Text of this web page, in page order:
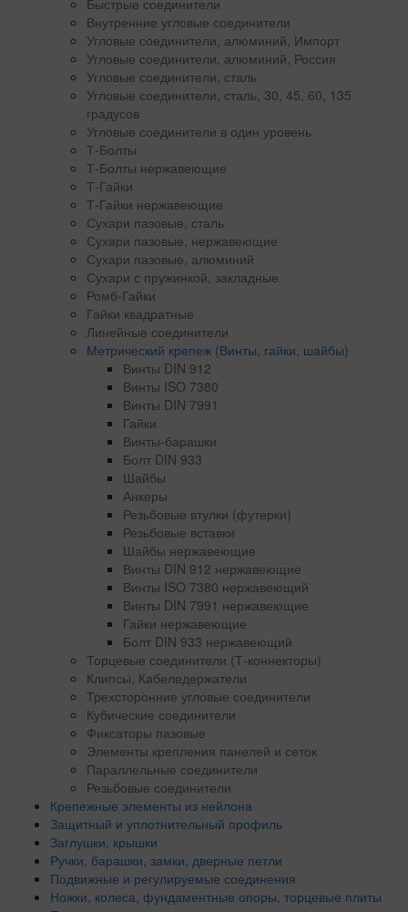
Внутренние угловые соединители
Угловые соединители, алюминий, Импорт
Угловые соединители, алюминий, Россия
Угловые соединители, сталь
Угловые соединители, сталь, 30, 45, 60, 135
градусов
Угловые соединители в один уровень
Т-Болты
Т-Болты нержавеющие
Т-Гайки
Т-Гайки нержавеющие
Сухари пазовые, сталь
Сухари пазовые, нержавеющие
Сухари пазовые, алюминий
Сухари с пружинкой, закладные
Ромб-Гайки
Гайки квадратные
Линейные соединители
Метрический крепеж (Винты, гайки, шайбы)
Винты DIN 912
Винты ISO 7380
Винты DIN 7991
Гайки
Винты-барашки
Болт DIN 933
Шайбы
Анкеры
Резьбовые втулки (футерки)
Резьбовые вставки
Шайбы нержавеющие
Винты DIN 912 нержавеющие
Винты ISO 7380 нержавеющий
Винты DIN 7991 нержавеющие
Гайки нержавеющие
Болт DIN 933 нержавеющий
Торцевые соединители (Т-коннекторы)
Клипсы, Кабеледержатели
Трехсторонние угловые соединители
Кубические соединители
Фиксаторы пазовые
Элементы крепления панелей и сеток
Параллельные соединители
Резьбовые соединители
Крепежные элементы из нейлона
Защитный и уплотнительный профиль
Заглушки, крышки
Ручки, барашки, замки, дверные петли
Подвижные и регулируемые соединения
Ножки, колеса, фундаментные опоры, торцевые плиты